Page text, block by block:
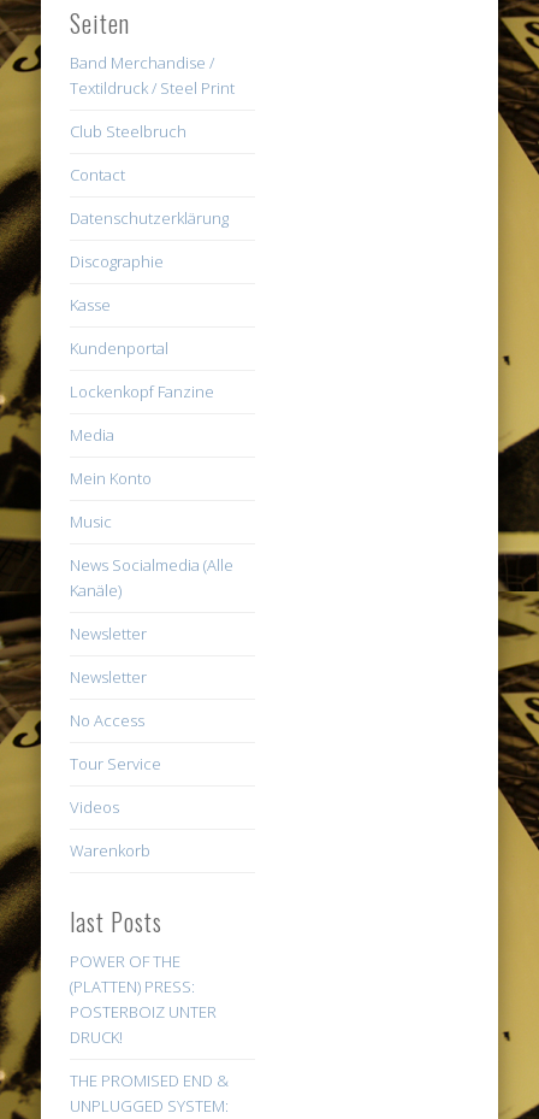
Seiten
Band Merchandise /
Textildruck / Steel Print
Club Steelbruch
Contact
Datenschutzerklärung
Discographie
Kasse
Kundenportal
Lockenkopf Fanzine
Media
Mein Konto
Music
News Socialmedia (Alle
Kanäle)
Newsletter
Newsletter
No Access
Tour Service
Videos
Warenkorb
last Posts
POWER OF THE
(PLATTEN) PRESS:
POSTERBOIZ UNTER
DRUCK!
THE PROMISED END &
UNPLUGGED SYSTEM: